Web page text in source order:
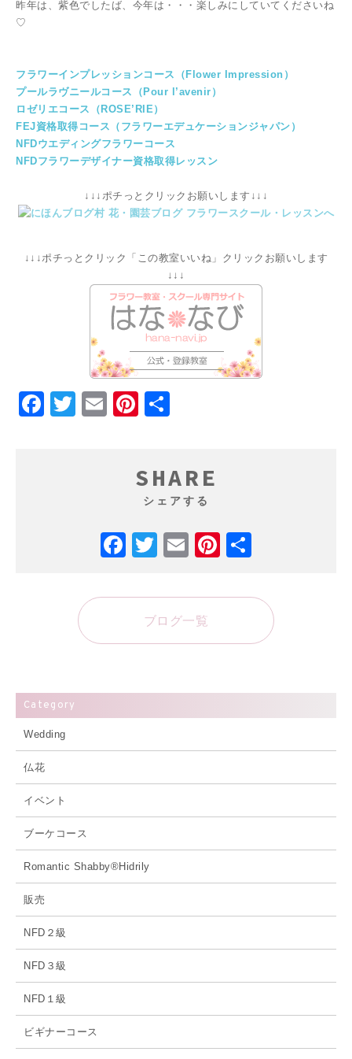
昨年は、紫色でしたば、今年は・・・楽しみにしていてくださいね
♡
フラワーインプレッションコース（Flower Impression）
プールラヴニールコース（Pour l’avenir）
ロゼリエコース（ROSE’RIE）
FEJ資格取得コース（フラワーエデュケーションジャパン）
NFDウエディングフラワーコース
NFDフラワーデザイナー資格取得レッスン
↓↓↓ポチっとクリックお願いします↓↓↓
↓↓↓ポチっとクリック「この教室いいね」クリックお願いします
↓↓↓
Facebook
Twitter
EmailPinterest
SHARE
シェアする
Facebook
Twitter
EmailPinterest
ブログ一覧
Category
Wedding
仏花
イベント
ブーケコース
Romantic Shabby®Hidrily
販売
NFD２級
NFD３級
NFD１級
ビギナーコース